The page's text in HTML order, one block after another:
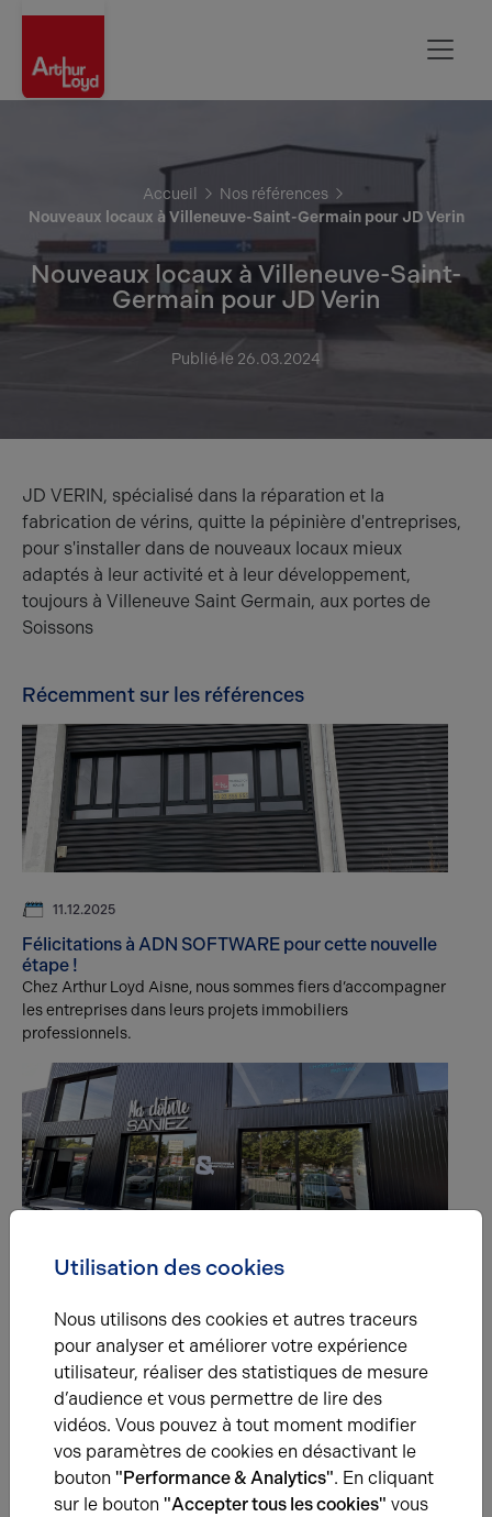
Accueil
Nos références
Nouveaux locaux à Villeneuve-Saint-Germain pour JD Verin
Nouveaux locaux à Villeneuve-Saint-
Germain pour JD Verin
Publié le 26.03.2024
JD VERIN, spécialisé dans la réparation et la
fabrication de vérins, quitte la pépinière d'entreprises,
pour s'installer dans de nouveaux locaux mieux
adaptés à leur activité et à leur développement,
toujours à Villeneuve Saint Germain, aux portes de
Soissons
Récemment sur les références
11.12.2025
Félicitations à ADN SOFTWARE pour cette nouvelle
étape !
Chez Arthur Loyd Aisne, nous sommes fiers d’accompagner
les entreprises dans leurs projets immobiliers
professionnels.
Clôture Saniez, spécialiste de l’aménagement d’extérieurs
depuis plus de 40 ans, dans la location d’un local
commercial de 225 m² au cœur de la ZAC de la Vallée à
Saint-Quentin.
Une question ?
Utilisation des cookies
Nous utilisons des cookies et autres traceurs
pour analyser et améliorer votre expérience
utilisateur, réaliser des statistiques de mesure
d’audience et vous permettre de lire des
vidéos. Vous pouvez à tout moment modifier
vos paramètres de cookies en désactivant le
bouton "Performance & Analytics". En cliquant
sur le bouton "Accepter tous les cookies" vous